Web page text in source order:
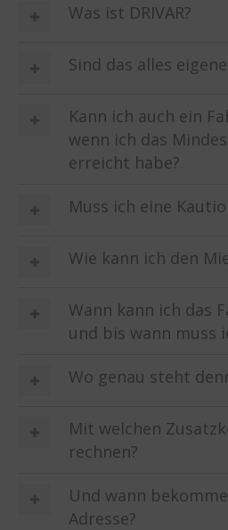
Was ist DRIVAR?
Sind das alles
Kann ich auch ein
wenn ich das
erreicht habe?
Muss ich eine
Wie kann ich den
Wann kann ich das
und bis wann muss
Wo genau steht
Mit welchen
rechnen?
Und wann
Adresse?